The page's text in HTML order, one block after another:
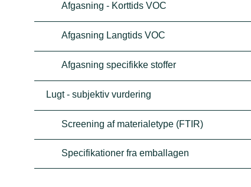
Afgasning - Korttids VOC
Afgasning Langtids VOC
Afgasning specifikke stoffer
Lugt - subjektiv vurdering
Screening af materialetype (FTIR)
Specifikationer fra emballagen